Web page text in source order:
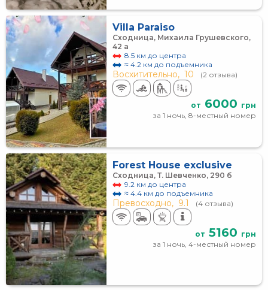
Villa Paraiso
Сходница, Михаила Грушевского,
42 а
8.5 км до центра
≈ 4.2 км до подъемника
Восхитительно, 10 (2 отзыва)
от 6000 грн
за 1 ночь, 8-местный номер
Forest House exclusive
Сходница, Т. Шевченко, 290 б
9.2 км до центра
≈ 4.4 км до подъемника
Превосходно, 9.1 (4 отзыва)
от 5160 грн
за 1 ночь, 4-местный номер